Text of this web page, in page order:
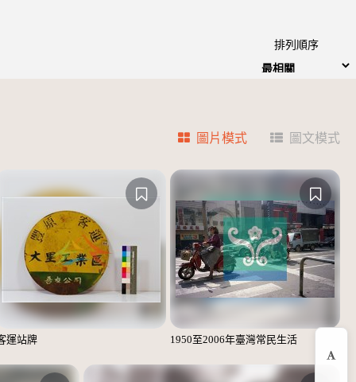
排列順序
圖片模式 圖文模式
運站牌 1950至2006年臺灣常民生活